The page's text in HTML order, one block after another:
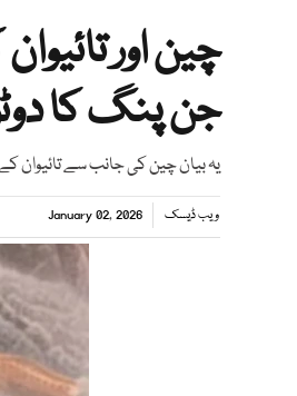
چین اور
جن پنگ کا
یہ بیان چین کی جانب سے تائیوان
ویب ڈیسک January 02, 2026